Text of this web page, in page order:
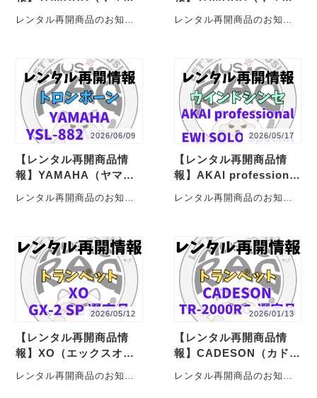
ハ） YTR-3325S ト
ランペットレンタル
レンタル再開商品のお知ら
3325S・・・
ハ） YTR-8335S Xeno
現行モデル（Xeno第4世
レンタル再開商品のお知ら
8335S・・・
2026/06/09
【レンタル再開商品情
報】YAMAHA（ヤマ
ハ） YSL-882V Xen
o トロンボーンレンタ
レンタル再開商品のお知ら
がレ・・・
2026/05/17
【レンタル再開商品情
報】AKAI professional
（アカイプロフェッショ
ナル） EWI SOLO Sp
レンタル再開商品のお知ら
フェッショ・・・
2026/05/12
【レンタル再開商品情
報】XO（エックスオ
ー） GX-2 SP 高橋敦
氏 選定品 トランペッ
レンタル再開商品のお知ら
2026/01/13
【レンタル再開商品情
報】CADESON（カドソ
ン） TR-2000RG ルイ
ス・バジェ氏 選定品
レンタル再開商品のお知ら